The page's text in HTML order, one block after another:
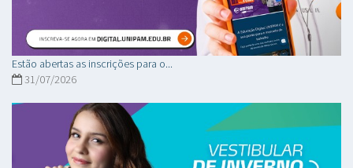
Estão abertas as inscrições para o...
31/07/2026